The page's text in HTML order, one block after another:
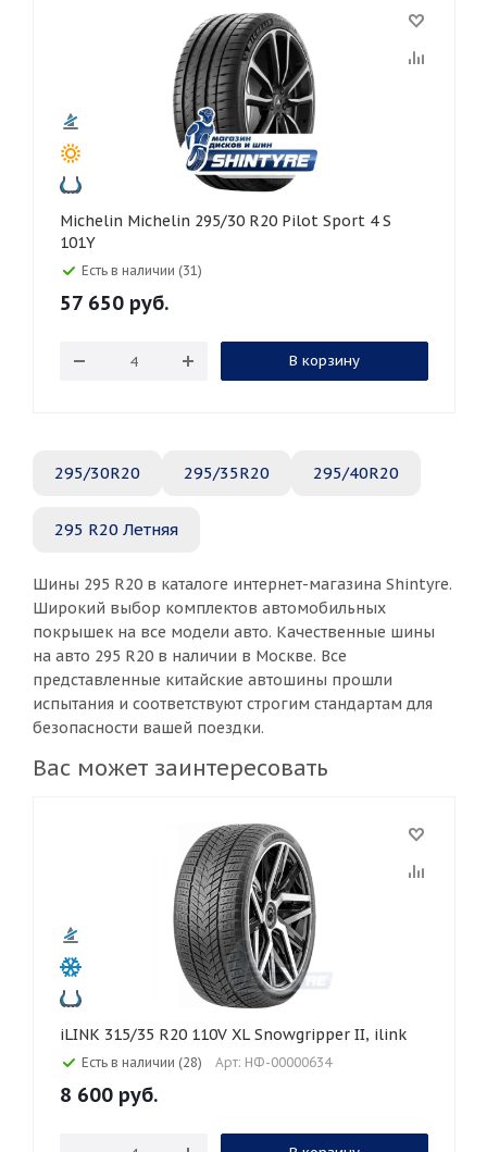
Michelin Michelin 295/30 R20 Pilot Sport 4 S
101Y
Есть в наличии (31)
57 650 руб.
В корзину
295/30R20 295/35R20 295/40R20
295 R20 Летняя
Шины 295 R20 в каталоге интернет-магазина Shintyre.
Широкий выбор комплектов автомобильных
покрышек на все модели авто. Качественные шины
на авто 295 R20 в наличии в Москве. Все
представленные китайские автошины прошли
испытания и соответствуют строгим стандартам для
безопасности вашей поездки.
Вас может заинтересовать
iLINK 315/35 R20 110V XL Snowgripper II, ilink
Есть в наличии (28) Арт: НФ-00000634
8 600 руб.